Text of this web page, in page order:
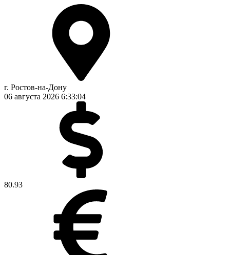
г. Ростов-на-Дону
06 августа 2026 6:33:05
80.93